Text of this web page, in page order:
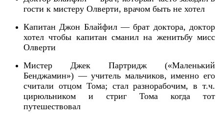
гости к мистеру Олверти, врачом быть не хотел
КапитанДжон Блайфил — брат доктора, доктор
хотел чтобы капитан сманил на женитьбу мисс
Олверти
Мистер Джек Партридж («Маленький
Бенджамин») — учитель мальчиков,именно его
считали отцом Тома; стал разнорабочим, в т.ч.
цирюльником и стриг Тома когда тот
путешествовал